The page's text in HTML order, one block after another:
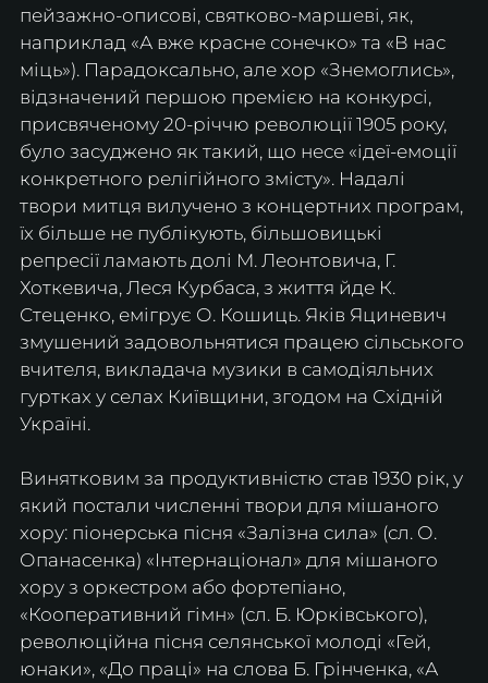
пейзажно-описові, святково-маршеві, як,
наприклад «А вже красне сонечко» та «В нас
міць»). Парадоксально, але хор «Знемоглись»,
відзначений першою премією на конкурсі,
присвяченому 20-річчю революції 1905 року,
було засуджено як такий, що несе «ідеї-емоції
конкретного релігійного змісту». Надалі
твори митця вилучено з концертних програм,
їх більше не публікують, більшовицькі
репресії ламають долі М. Леонтовича, Г.
Хоткевича, Леся Курбаса, з життя йде К.
Стеценко, емігрує О. Кошиць. Яків Яциневич
змушений задовольнятися працею сільського
вчителя, викладача музики в самодіяльних
гуртках у селах Київщини, згодом на Східній
Україні.
Винятковим за продуктивністю став 1930 рік, у
який постали численні твори для мішаного
хору: піонерська пісня «Залізна сила» (сл. О.
Опанасенка) «Інтернаціонал» для мішаного
хору з оркестром або фортепіано,
«Кооперативний гімн» (сл. Б. Юрківського),
революційна пісня селянської молоді «Гей,
юнаки», «До праці» на слова Б. Грінченка, «А